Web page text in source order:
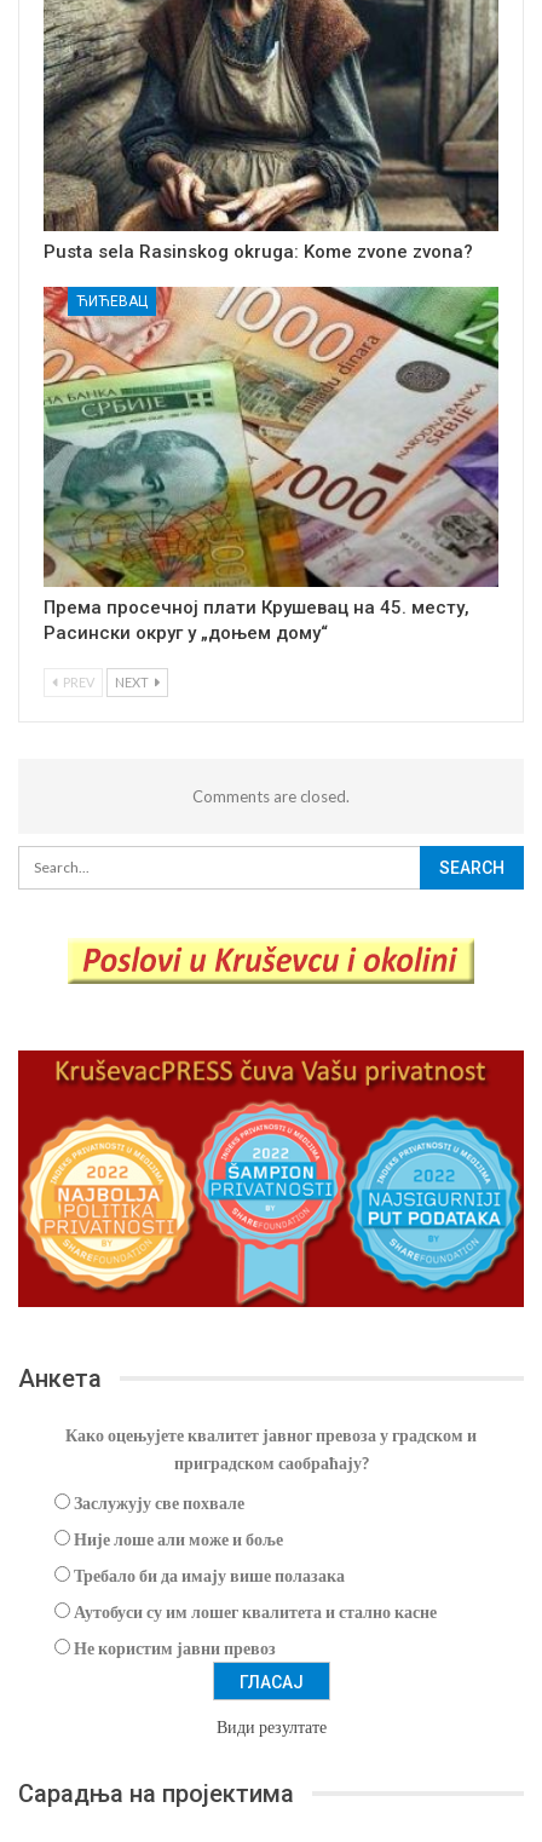
Pusta sela Rasinskog okruga: Kome zvone zvona?
ЋИЋЕВАЦ
Према просечној плати Крушевац на 45. месту,
Расински округ у „доњем дому“
PREV NEXT
Comments are closed.
Анкета
Како оцењујете квалитет јавног превоза у градском и
приградском саобраћају?
Заслужују све похвале
Није лоше али може и боље
Требало би да имају више полазака
Аутобуси су им лошег квалитета и стално касне
Не користим јавни превоз
Види резултате
Сарадња на пројектима